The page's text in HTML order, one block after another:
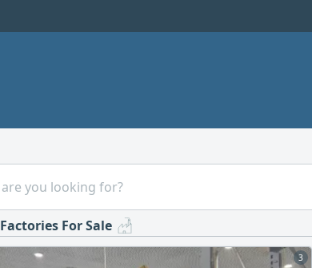
Factories For Sale
3